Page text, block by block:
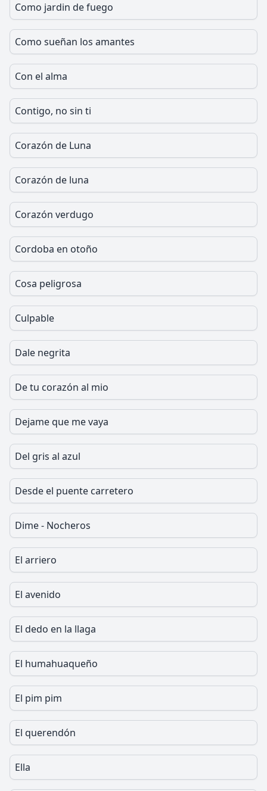
Como jardin de fuego
Como sueñan los amantes
Con el alma
Contigo, no sin ti
Corazón de Luna
Corazón de luna
Corazón verdugo
Cordoba en otoño
Cosa peligrosa
Culpable
Dale negrita
De tu corazón al mio
Dejame que me vaya
Del gris al azul
Desde el puente carretero
Dime - Nocheros
El arriero
El avenido
El dedo en la llaga
El humahuaqueño
El pim pim
El querendón
Ella